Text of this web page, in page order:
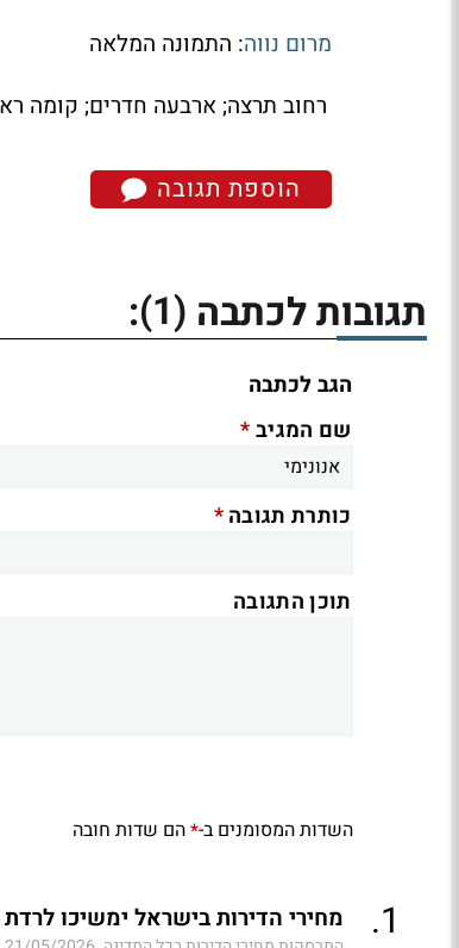
מרום נווה: התמונה המלאה
רחוב תרצה; ארבעה חדרים; קומה ראשונה; 90 מ"ר; 2.78 מיליון שקל (כ-30.1
הוספת תגובה
תגובות לכתבה (1)
:
הגב לכתבה
שם המגיב*
כותרת תגובה*
תוכן התגובה
השדות המסומנים ב-*הם שדות חובה
1
. מחירי הדירות בישראל ימשיכו לרדת בחמש